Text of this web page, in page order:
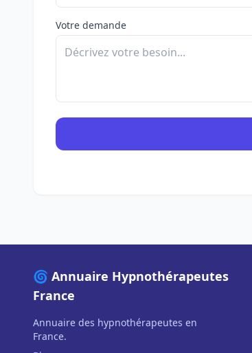
Votre demande
🌀 Annuaire Hypnothérapeutes
France
Annuaire des hypnothérapeutes en
France.